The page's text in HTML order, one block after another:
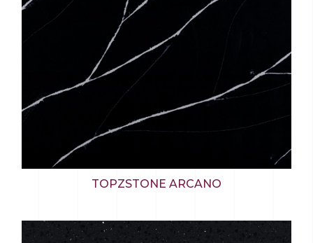
TOPZSTONE ARCANO